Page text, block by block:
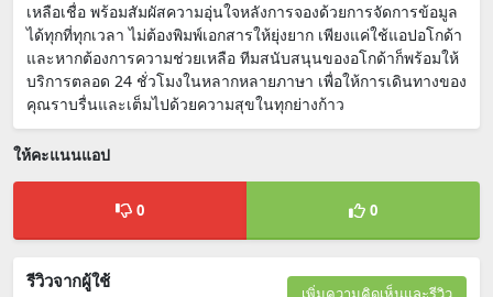
เหลือเชื่อ พร้อมสัมผัสความอุ่นใจหลังการจองด้วยการจัดการข้อมูล
ได้ทุกที่ทุกเวลา ไม่ต้องพิมพ์เอกสารให้ยุ่งยาก เพียงแค่ใช้แอปอโกด้า
และหากต้องการความช่วยเหลือ ทีมสนับสนุนของอโกด้าก็พร้อมให้
บริการตลอด 24 ชั่วโมงในหลากหลายภาษา เพื่อให้การเดินทางของ
คุณราบรื่นและเต็มไปด้วยความสุขในทุกย่างก้าว
ให้คะแนนแอป
0 0
รีวิวจากผู้ใช้